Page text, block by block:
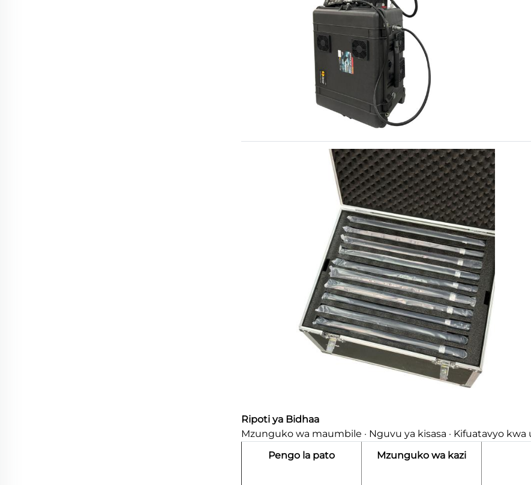
Ripoti ya Bidhaa
Mzunguko wa maumbile · Nguvu ya kisasa · Kifuatavyo kwa
Pengo la pato
Mzunguko wa kazi